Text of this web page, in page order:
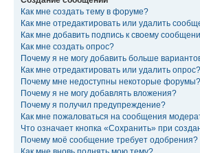
Как мне создать тему в форуме?
Как мне отредактировать или удалить
Как мне добавить подпись к своему
Как мне создать опрос?
Почему я не могу добавить больше
Как мне отредактировать или удалить опрос?
Почему мне недоступны некоторые форумы?
Почему я не могу добавлять вложения?
Почему я получил предупреждение?
Как мне пожаловаться на сообщения
Что означает кнопка «Сохранить» при
Почему моё сообщение требует одобрения?